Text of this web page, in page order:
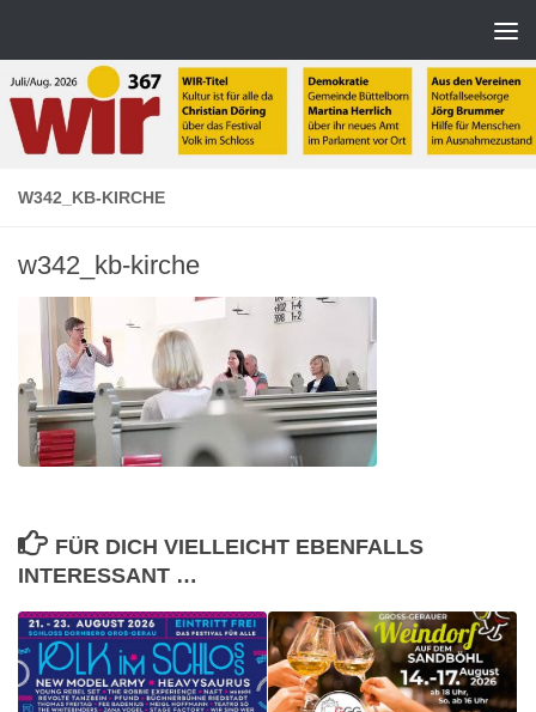
W342_KB-KIRCHE
w342_kb-kirche
FÜR DICH VIELLEICHT EBENFALLS
INTERESSANT …